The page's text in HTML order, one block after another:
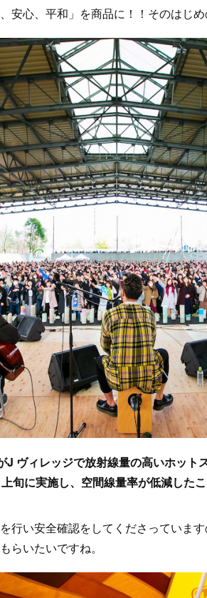
安心、平和」を商品に！！そのはじめ
ヴィレッジで放射線量の高いホット
旬に実施し、空間線量率が低減した
行い安全確認をしてくださっていま
らいたいですね。